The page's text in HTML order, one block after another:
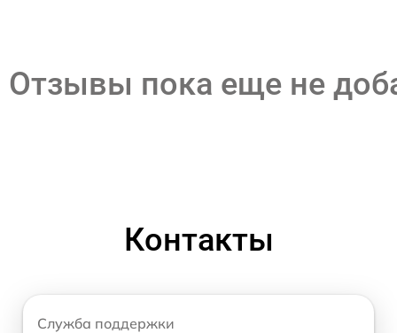
Отзывы пока еще не
Контакты
Служба поддержки